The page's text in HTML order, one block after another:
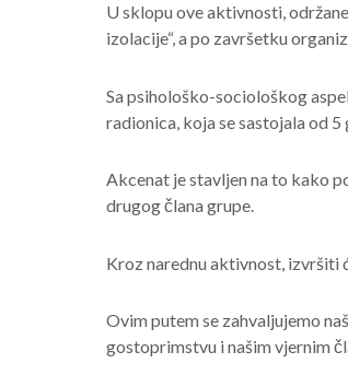
U sklopu ove aktivnosti,
izolacije“, a po završetku
Sa psihološko-sociološkog
radionica, koja se sastojala od 5
Akcenat je stavljen na to kako
drugog člana grupe.
Kroz narednu aktivnost, izvršiti
Ovim putem se zahvaljujemo
gostoprimstvu i našim vjernim